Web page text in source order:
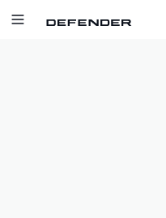
SALTA
Toggle Navigation